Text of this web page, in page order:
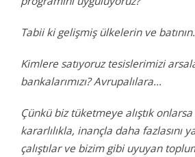
Tabii ki gelişmiş ülkelerin ve batının.
Kimlere satıyoruz tesislerimizi
bankalarımızı? Avrupalılara...
Çünkü biz tüketmeye alıştık
kararlılıkla, inançla daha fazlasını
çalıştılar ve bizim gibi uyuyan